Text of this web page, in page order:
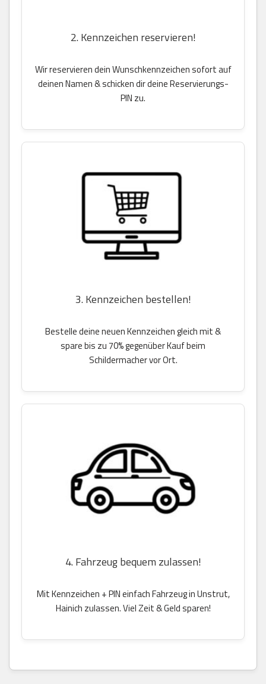
2. Kennzeichen reservieren!
Wir reservieren dein Wunschkennzeichen sofort auf
deinen Namen & schicken dir deine Reservierungs-
PIN zu.
3. Kennzeichen bestellen!
Bestelle deine neuen Kennzeichen gleich mit &
spare bis zu 70% gegenüber Kauf beim
Schildermacher vor Ort.
4. Fahrzeug bequem zulassen!
Mit Kennzeichen + PIN einfach Fahrzeug in Unstrut,
Hainich zulassen. Viel Zeit & Geld sparen!